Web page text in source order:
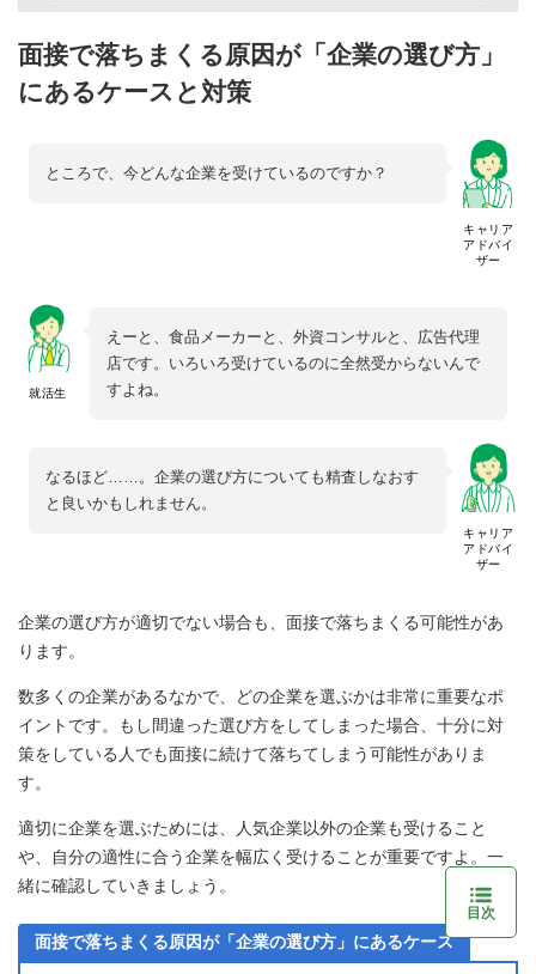
面接で落ちまくる原因が「企業の選び方」
にあるケースと対策
キャリア
アドバイ
ザー
ところで、今どんな企業を受けているのですか？
就活生
えーと、食品メーカーと、外資コンサルと、広告代理
店です。いろいろ受けているのに全然受からないんで
すよね。
キャリア
アドバイ
ザー
なるほど……。企業の選び方についても精査しなおす
と良いかもしれません。
企業の選び方が適切でない場合も、面接で落ちまくる可能性があ
ります。
数多くの企業があるなかで、どの企業を選ぶかは非常に重要なポ
イントです。もし間違った選び方をしてしまった場合、十分に対
策をしている人でも面接に続けて落ちてしまう可能性がありま
す。
適切に企業を選ぶためには、人気企業以外の企業も受けること
や、自分の適性に合う企業を幅広く受けることが重要ですよ。一
緒に確認していきましょう。
面接で落ちまくる原因が「企業の選び方」にあるケース
目次